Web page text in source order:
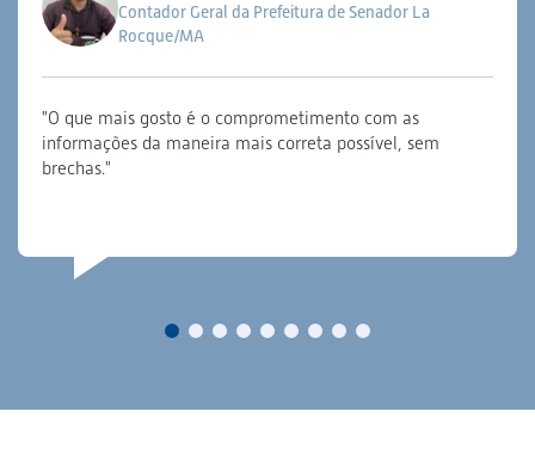
Contador Geral da Prefeitura de Senador La
Rocque/MA
"O que mais gosto é o comprometimento com as
informações da maneira mais correta possível, sem
brechas."